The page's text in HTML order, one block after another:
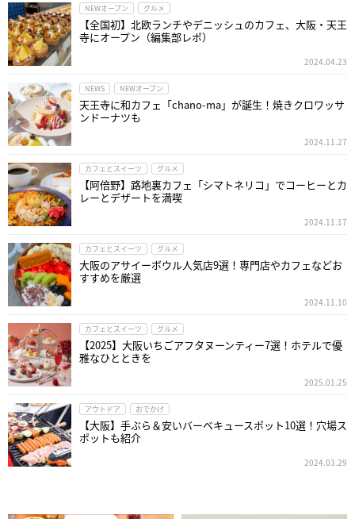
NEWオープン グルメ
【全国初】北欧ランチやデニッシュのカフェ、大阪・天王
寺にオープン（編集部レポ）
2024.04.23
NEWS NEWオープン
天王寺に和カフェ「chano-ma」が誕生！焼きクロワッサ
ンドーナツも
2024.11.27
カフェとスイーツ グルメ
【阿倍野】路地裏カフェ「シマトネリコ」でコーヒーとカ
レーとデザートを満喫
2024.11.17
カフェとスイーツ グルメ
大阪のアサイーボウル人気店9選！専門店やカフェなどお
すすめを厳選
2024.11.10
カフェとスイーツ グルメ
【2025】大阪いちごアフタヌーンティー7選！ホテルで優
雅なひとときを
2025.01.25
アウトドア おでかけ
【大阪】手ぶら＆安いバーベキュースポット10選！穴場ス
ポットも紹介
2024.03.29